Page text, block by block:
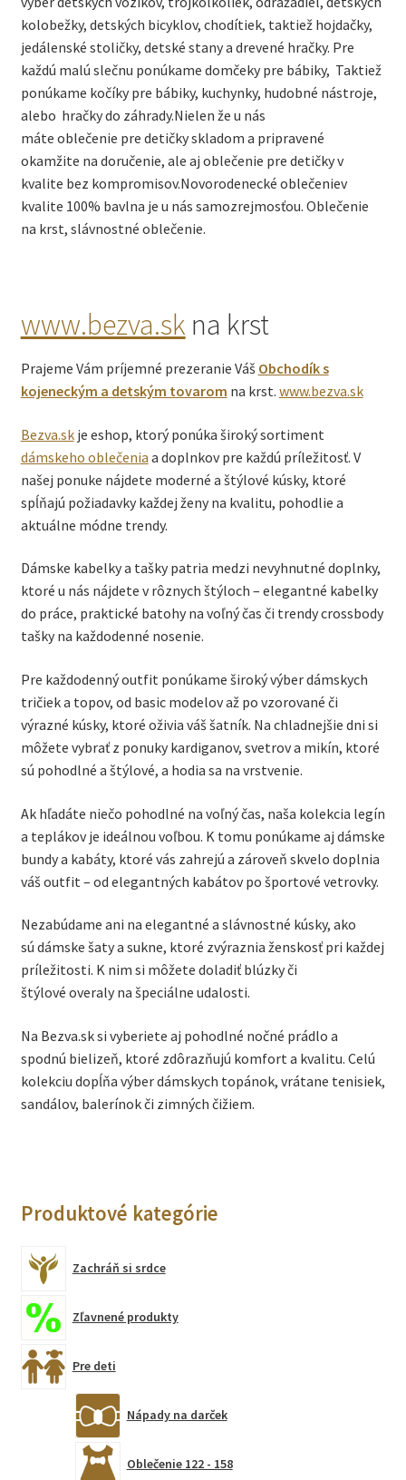
kolobežky, detských bicyklov, chodítiek, taktiež hojdačky,
jedálenské stoličky, detské stany a drevené hračky. Pre
každú malú slečnu ponúkame domčeky pre bábiky, Taktiež
ponúkame kočíky pre bábiky, kuchynky, hudobné nástroje,
alebo hračky do záhrady.Nielen že u nás
máte oblečenie pre detičky skladom a pripravené
okamžite na doručenie, ale aj oblečenie pre detičky v
kvalite bez kompromisov.Novorodenecké oblečeniev
kvalite 100% bavlna je u nás samozrejmosťou. Oblečenie
na krst, slávnostné oblečenie.
www.bezva.sk na krst
Prajeme Vám príjemné prezeranie Váš Obchodík s
kojeneckým a detským tovarom na krst. www.bezva.sk
Bezva.skje eshop, ktorý ponúka široký sortiment
dámskeho oblečenia a doplnkov pre každú príležitosť. V
našej ponuke nájdete moderné a štýlové kúsky, ktoré
spĺňajú požiadavky každej ženy na kvalitu, pohodlie a
aktuálne módne trendy.
Dámske kabelky a tašky patria medzi nevyhnutné doplnky,
ktoré u nás nájdete v rôznych štýloch – elegantné kabelky
do práce, praktické batohy na voľný čas či trendy crossbody
tašky na každodenné nosenie.
Pre každodenný outfit ponúkame široký výber dámskych
tričiek a topov, od basic modelov až po vzorované či
výrazné kúsky, ktoré oživia váš šatník. Na chladnejšie dni si
môžete vybrať z ponuky kardiganov, svetrov a mikín, ktoré
sú pohodlné a štýlové, a hodia sa na vrstvenie.
Ak hľadáte niečo pohodlné na voľný čas, naša kolekcia legín
a teplákov je ideálnou voľbou. K tomu ponúkame aj dámske
bundy a kabáty, ktoré vás zahrejú a zároveň skvelo doplnia
váš outfit – od elegantných kabátov po športové vetrovky.
Nezabúdame ani na elegantné a slávnostné kúsky, ako
sú dámske šaty a sukne, ktoré zvýraznia ženskosť pri každej
príležitosti. K nim si môžete doladiť blúzky či
štýlové overaly na špeciálne udalosti.
Na Bezva.sk si vyberiete aj pohodlné nočné prádlo a
spodnú bielizeň, ktoré zdôrazňujú komfort a kvalitu. Celú
kolekciu dopĺňa výber dámskych topánok, vrátane tenisiek,
sandálov, balerínok či zimných čižiem.
Produktové kategórie
Zachráň si srdce
Zľavnené produkty
Pre deti
Nápady na darček
Oblečenie 122 - 158